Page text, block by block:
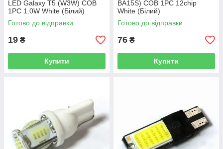
LED Galaxy T5 (W3W) COB
1PC 1.0W White (Білий)
Готово до відправки
19 ₴
Купити
BA15S) COB 1PC 12chip
White (Білий)
Готово до відправки
76 ₴
Купити